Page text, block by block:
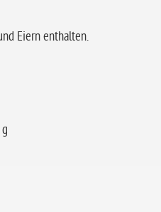
Eiern enthalten.